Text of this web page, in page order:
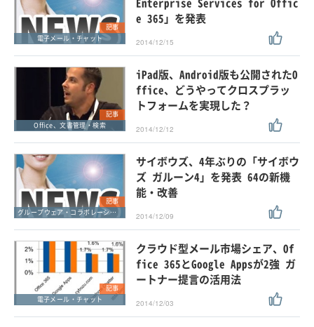
記事
電子メール・チャット
Enterprise Services for Offic
e 365」を発表
2014/12/15
記事
Office、文書管理・検索
iPad版、Android版も公開されたO
ffice、どうやってクロスプラッ
トフォームを実現した？
2014/12/12
記事
グループウェア・コラボレーション
サイボウズ、4年ぶりの「サイボウ
ズ ガルーン4」を発表 64の新機
能・改善
2014/12/09
記事
電子メール・チャット
クラウド型メール市場シェア、Of
fice 365とGoogle Appsが2強 ガ
ートナー提言の活用法
2014/12/03